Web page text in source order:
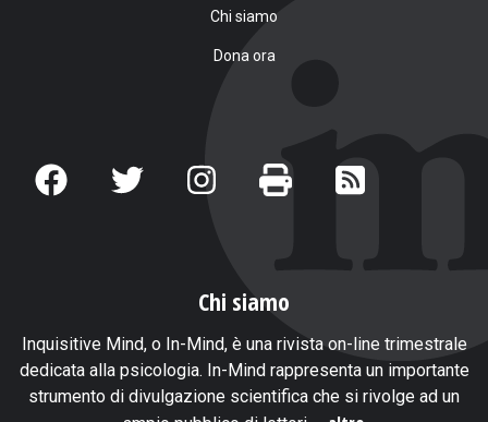
Chi siamo
Dona ora
Chi siamo
Inquisitive Mind, o In-Mind, è una rivista on-line trimestrale
dedicata alla psicologia. In-Mind rappresenta un importante
strumento di divulgazione scientifica che si rivolge ad un